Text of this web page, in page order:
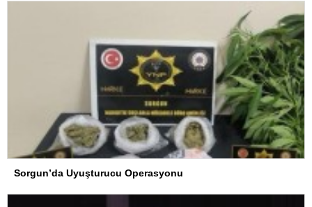
Sorgun’da Uyuşturucu Operasyonu